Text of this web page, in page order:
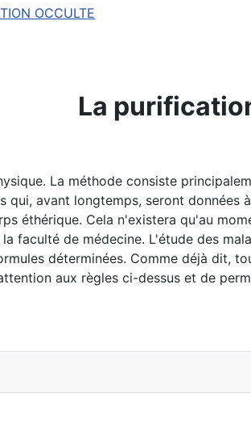
OCCULTE
La
La méthode consiste
qui, avant longtemps, seront
éthérique. Cela n'existera qu'au
faculté de médecine. L'étude des
déterminées. Comme déjà dit,
aux règles ci-dessus et de